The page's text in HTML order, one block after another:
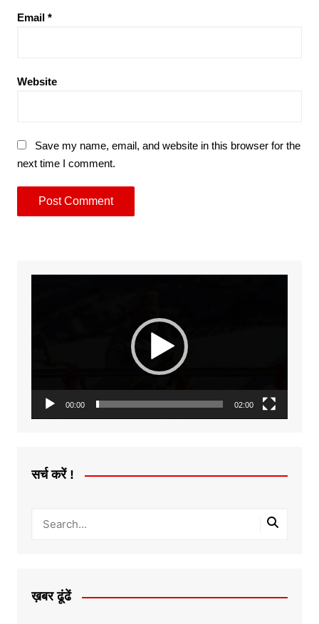
Email *
Website
Save my name, email, and website in this browser for the
next time I comment.
00:00 02:00
सर्च करें !
ख़बर ढूंढें